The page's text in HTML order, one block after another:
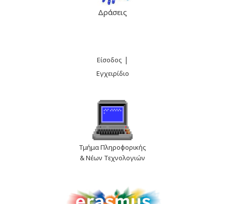
Δράσεις
Είσοδος |
Εγχειρίδιο
Τμήμα Πληροφορικής
& Νέων Τεχνολογιών